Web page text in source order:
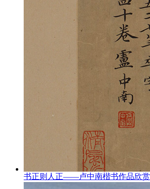
书正则人正——卢中南楷书作品欣赏